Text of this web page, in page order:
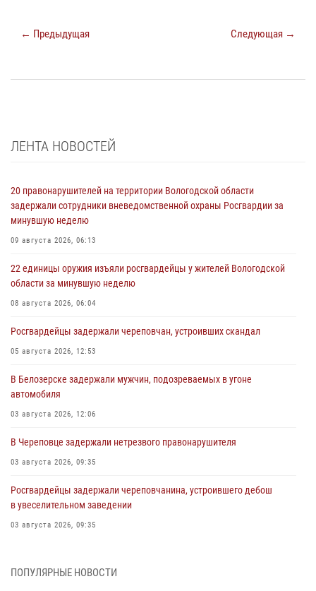
← Предыдущая Следующая →
ЛЕНТА НОВОСТЕЙ
20 правонарушителей на территории Вологодской области
задержали сотрудники вневедомственной охраны Росгвардии за
минувшую неделю
09 августа 2026, 06:13
22 единицы оружия изъяли росгвардейцы у жителей Вологодской
области за минувшую неделю
08 августа 2026, 06:04
Росгвардейцы задержали череповчан, устроивших скандал
05 августа 2026, 12:53
В Белозерске задержали мужчин, подозреваемых в угоне
автомобиля
03 августа 2026, 12:06
В Череповце задержали нетрезвого правонарушителя
03 августа 2026, 09:35
Росгвардейцы задержали череповчанина, устроившего дебош
в увеселительном заведении
03 августа 2026, 09:35
товаров из магазина
ПОПУЛЯРНЫЕ НОВОСТИ